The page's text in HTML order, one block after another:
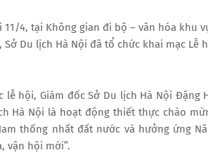
11/4, tại Không gian đi bộ – văn hóa khu
Sở Du lịch Hà Nội đã tổ chức khai mạc Lễ
lễ hội, Giám đốc Sở Du lịch Hà Nội Đặng
Hà Nội là hoạt động thiết thực chào
thống nhất đất nước và hưởng ứng
vận hội mới”.